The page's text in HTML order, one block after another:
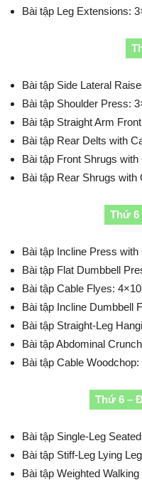
Bài tập Leg Extensions:
Bài tập Side Lateral
Bài tập Shoulder Press:
Bài tập Straight Arm
Bài tập Rear Delts with
Bài tập Front Shrugs
Bài tập Rear Shrugs
Thứ 6
Bài tập Incline Press
Bài tập Flat Dumbbell
Bài tập Cable Flyes:
Bài tập Incline Dumbbell
Bài tập Straight-Leg
Bài tập Abdominal
Bài tập Cable
Thứ 6 –
Bài tập Single-Leg
Bài tập Stiff-Leg Lying
Bài tập Weighted